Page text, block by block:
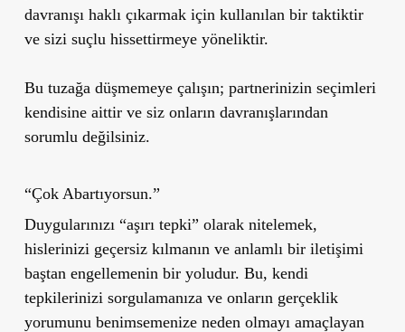
davranışı haklı çıkarmak için kullanılan bir taktiktir
ve sizi suçlu hissettirmeye yöneliktir.
Bu tuzağa düşmemeye çalışın; partnerinizin seçimleri
kendisine aittir ve siz onların davranışlarından
sorumlu değilsiniz.
“Çok Abartıyorsun.”
Duygularınızı “aşırı tepki” olarak nitelemek,
hislerinizi geçersiz kılmanın ve anlamlı bir iletişimi
baştan engellemenin bir yoludur. Bu, kendi
tepkilerinizi sorgulamanıza ve onların gerçeklik
yorumunu benimsemenize neden olmayı amaçlayan